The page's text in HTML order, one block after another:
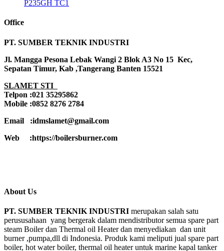
P235GH TC1
Office
PT. SUMBER TEKNIK INDUSTRI
Jl. Mangga Pesona Lebak Wangi 2 Blok A3 No 15 Kec,
Sepatan Timur, Kab ,Tangerang Banten 15521
SLAMET STI
Telpon :021 35295862
Mobile :0852 8276 2784
Email :idmslamet@gmail.com
Web :https://boilersburner.com
About Us
PT. SUMBER TEKNIK INDUSTRI merupakan salah satu
perususahaan yang bergerak dalam mendistributor semua spare part
steam Boiler dan Thermal oil Heater dan menyediakan dan unit
burner ,pumpa,dll di Indonesia. Produk kami meliputi jual spare part
boiler, hot water boiler, thermal oil heater untuk marine kapal tanker